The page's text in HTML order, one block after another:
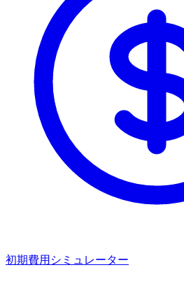
初期費用シミュレーター